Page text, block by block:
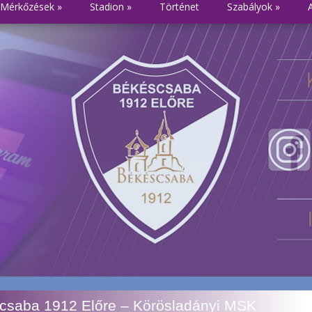
Mérkőzések » Stadion » Történet Szabályok »
1912 Előre – Körösladányi MSK